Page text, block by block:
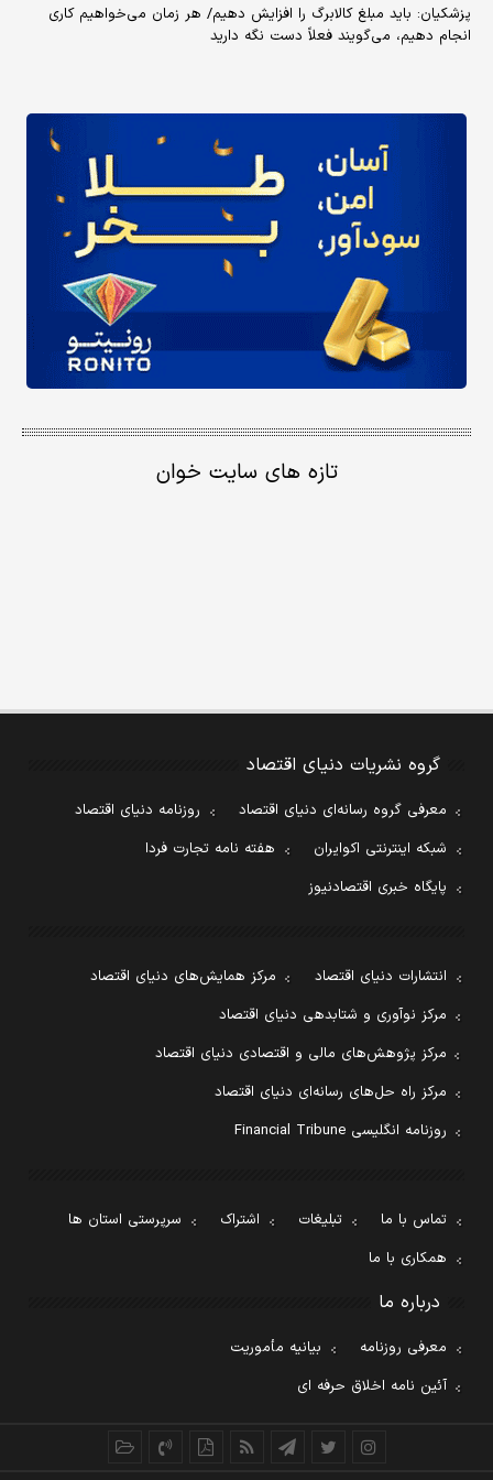
پزشکیان: باید مبلغ کالابرگ را افزایش دهیم/ هر زمان می‌خواهیم کاری
انجام دهیم، می‌گویند فعلاً دست نگه دارید
تازه های سایت خوان
گروه نشریات دنیای اقتصاد
معرفی گروه رسانه‌ای دنیای اقتصاد
روزنامه دنیای اقتصاد
شبکه اینترنتی اکوایران
هفته نامه تجارت فردا
پایگاه خبری اقتصادنیوز
انتشارات دنیای اقتصاد
مرکز همایش‌های دنیای اقتصاد
مرکز نوآوری و شتابدهی دنیای اقتصاد
مرکز پژوهش‌های مالی و اقتصادی دنیای اقتصاد
مرکز راه حل‌های رسانه‌ای دنیای اقتصاد
روزنامه انگلیسی Financial Tribune
تماس با ما تبلیغات اشتراک
سرپرستی استان ها
همکاری با ما
درباره ما
معرفی روزنامه
بیانیه مأموریت
آئین نامه اخلاق حرفه ای